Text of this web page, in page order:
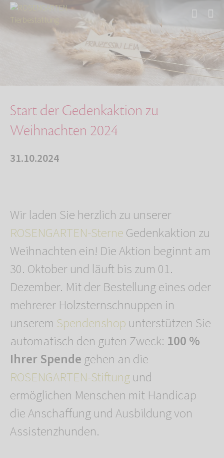
Über uns
Aktuelles
Start der Gedenkaktion zu Weihnachten 2024
Start der Gedenkaktion zu
Weihnachten 2024
31.10.2024
Wir laden Sie herzlich zu unserer
ROSENGARTEN-SterneGedenkaktion zu
Weihnachten ein! Die Aktion beginnt am
30. Oktober und läuft bis zum 01.
Dezember. Mit der Bestellung eines oder
mehrerer Holzsternschnuppen in
unserem Spendenshop unterstützen Sie
automatisch den guten Zweck: 100 %
Ihrer Spendegehen an die
ROSENGARTEN-Stiftungund
ermöglichen Menschen mit Handicap
die Anschaffung und Ausbildung von
Assistenzhunden.